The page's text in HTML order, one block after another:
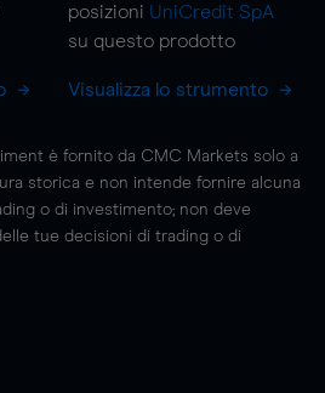
posizioni UniCredit SpA
su questo prodotto
Visualizza lo strumento
è fornito da CMC Markets solo a
storica e non intende fornire alcuna
o di investimento; non deve
tue decisioni di trading o di